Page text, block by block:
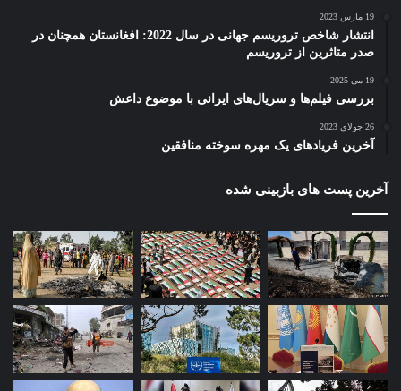
19 مارس 2023
انتشار شاخص تروریسم جهانی در سال 2022: افغانستان همچنان در
صدر متاثرین از تروریسم
19 می 2025
بررسی فیلم‌ها و سریال‌های ایرانی با موضوع داعش
26 جولای 2023
آخرین فریادهای یک مهره سوخته منافقین
آخرین پست های بازبینی شده